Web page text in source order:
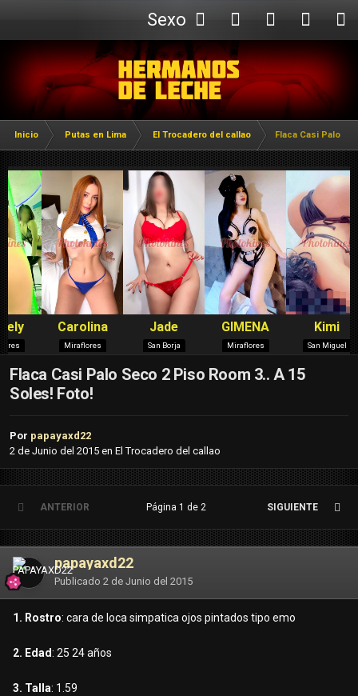
Sexo
Webcam
Inicio Putas en Lima El Trocadero del callao Flaca Casi Palo
Flaca Casi Palo Seco 2 Piso Room 3.. A 15
Soles! Foto!
Por papayaxd22
2 de Junio del 2015 en El Trocadero del callao
ANTERIOR SIGUIENTE
Página 1 de 2
papayaxd22
Publicado 2 de Junio del 2015
1. Rostro: cara de loca simpatica ojos pintados tipo emo
2. Edad: 25 24 años
3. Talla: 1.59